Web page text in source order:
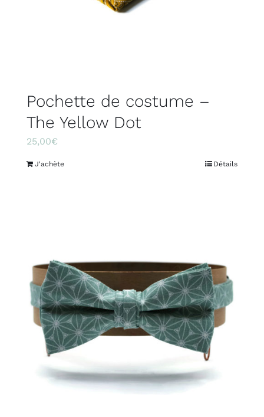
Pochette de costume –
The Yellow Dot
25,00€
J'achète Détails